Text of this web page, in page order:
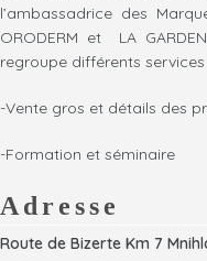
l’ambassadrice des
ORODERM et LA
regroupe différents services
-Vente gros et détails des
-Formation et séminaire
Adresse
Route de Bizerte Km 7